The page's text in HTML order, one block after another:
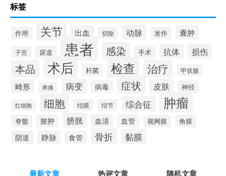
标签
作用 关节 出血 切除 动脉 发作 囊肿
子宫 尿道 患者 感染 手术 抗体 损伤
本品 术后 杆菌 检查 治疗 甲状腺
畸形 疼痛 病变 病毒 症状 皮肤 神经
红细胞 细胞 结膜 结节 综合征 肿瘤
脊髓 脓肿 膀胱 血清 血管 视网膜 角膜
阴道 静脉 食管 骨折 黏膜
最新文章 热评文章 随机文章